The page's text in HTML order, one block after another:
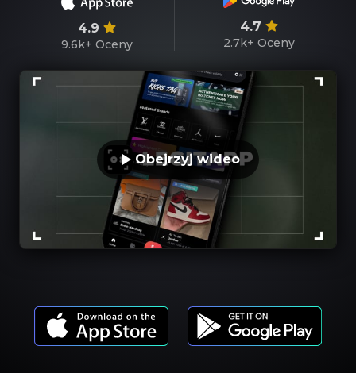
4.9
9.6k+ Oceny
4.7
2.7k+ Oceny
Obejrzyj wideo